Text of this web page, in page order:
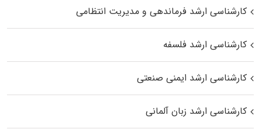
کارشناسی ارشد فرماندهی و مدیریت انتظامی
کارشناسی ارشد فلسفه
کارشناسی ارشد ایمنی صنعتی
کارشناسی ارشد زبان آلمانی